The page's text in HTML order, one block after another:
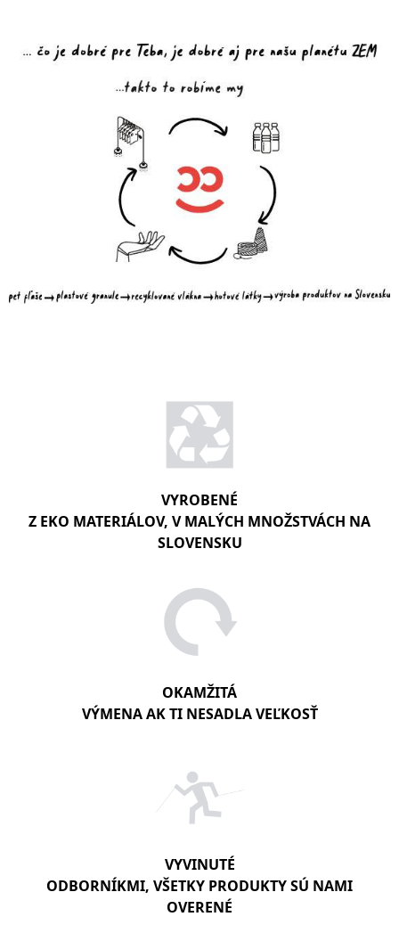
VYROBENÉ
Z EKO MATERIÁLOV, V MALÝCH MNOŽSTVÁCH NA
SLOVENSKU
OKAMŽITÁ
VÝMENA AK TI NESADLA VEĽKOSŤ
VYVINUTÉ
ODBORNÍKMI, VŠETKY PRODUKTY SÚ NAMI
OVERENÉ